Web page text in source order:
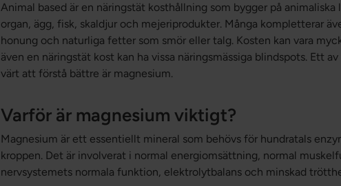
Animal based är en näringstät kosthållning som bygger på
organ, ägg, fisk, skaldjur och mejeriprodukter. Många kompletterar
honung och naturliga fetter som smör eller talg. Kosten kan vara
även en näringstät kost kan ha vissa näringsmässiga blindspots. Ett
värt att förstå bättre är magnesium.
Varför är magnesium viktigt?
Magnesium är ett essentiellt mineral som behövs för hundratals
kroppen. Det är involverat i normal energiomsättning, normal
nervsystemets normala funktion, elektrolytbalans och minskad